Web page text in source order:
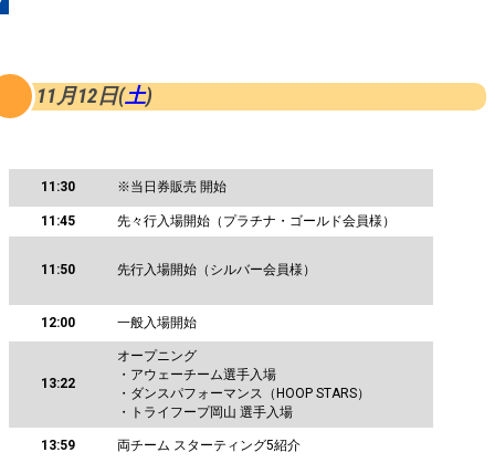
11月12日(土)
11:30 ※当日券販売 開始
11:45 先々行入場開始（プラチナ・ゴールド会員様）
11:50 先行入場開始（シルバー会員様）
12:00 一般入場開始
13:22
オープニング
・アウェーチーム選手入場
・ダンスパフォーマンス（HOOP STARS）
・トライフープ岡山 選手入場
13:59 両チーム スターティング5紹介